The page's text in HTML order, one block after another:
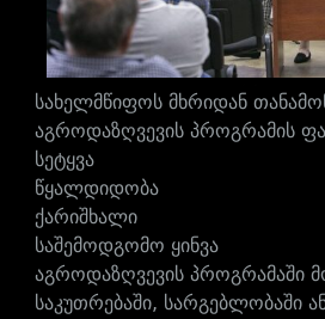
სახელმწიფოს მხრიდან
აგროდაზღვევის პროგრამის
სეტყვა
წყალდიდობა
ქარიშხალი
საშემოდგომო ყინვა
აგროდაზღვევის პროგრამაში
საკუთრებაში, სარგებლობაში